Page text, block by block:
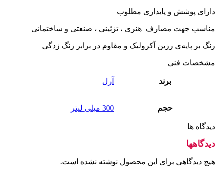
دارای پوشش و پایداری مطلوب
مناسب جهت مصارف هنری ، تزئینی ، صنعتی و ساختمانی
رنگ بر پایه‌ی رزین آکرولیک و مقاوم در برابر زنگ‌ زدگی
مشخصات فنی
برند آرل
حجم 300 میلی لیتر
دیدگاه ها
دیدگاهها
هیچ دیدگاهی برای این محصول نوشته نشده است.